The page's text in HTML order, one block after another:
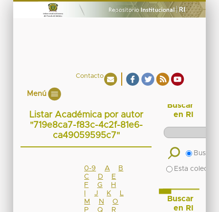
Contacto
Menú
Listar Académica por autor
"719e8ca7-f83c-4c2f-81e6-
ca49059595c7"
0-9 A
B
C
D
E
F
G
H
J K
M
N
O
P
Q
R
Buscar
en RI
Buscar
Esta
Buscar
en RI